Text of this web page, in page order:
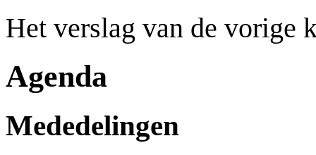
Het verslag van de vorige
Agenda
Mededelingen